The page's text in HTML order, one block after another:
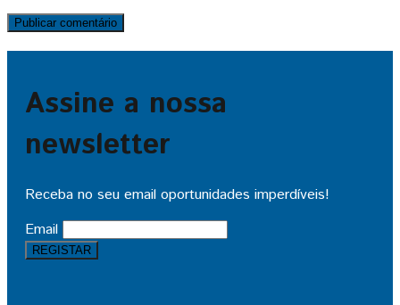
Assine a nossa
newsletter
Receba no seu email oportunidades imperdíveis!
Email